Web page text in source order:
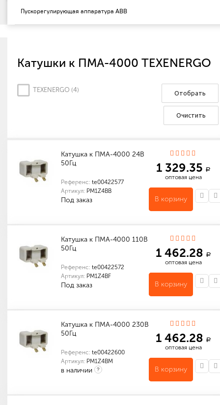
Пускорегулирующая аппаратура ABB
Катушки к ПМА-4000 TEXENERGO
Отобрать
Очистить
TEXENERGO (4)
Катушка к ПМА-4000 24В
50Гц
Референс: te00422577
Артикул: PM1Z4BB
Под заказ
1 329.35 a
оптовая цена
В корзину
Катушка к ПМА-4000 110В
50Гц
Референс: te00422572
Артикул: PM1Z4BF
Под заказ
1 462.28 a
оптовая цена
В корзину
Катушка к ПМА-4000 230В
50Гц
Референс: te00422600
Артикул: PM1Z4BM
в наличии ?
1 462.28 a
оптовая цена
В корзину